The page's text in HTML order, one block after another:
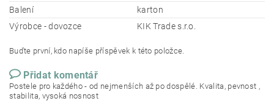
Balení
karton
Výrobce - dovozce
KIK Trade s.r.o.
Buďte první, kdo napíše příspěvek k této položce.
Přidat komentář
Postele pro každého - od nejmenších až po dospělé. Kvalita, pevnost ,
stabilita, vysoká nosnost